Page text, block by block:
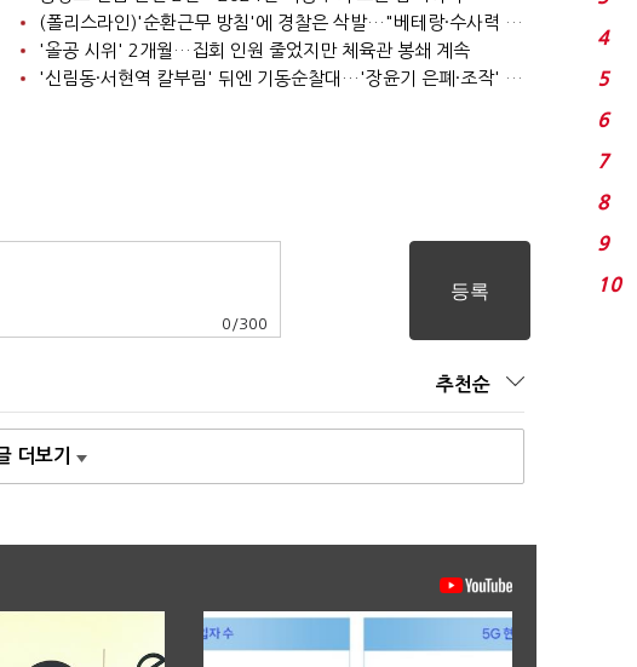
(폴리스라인)'순환근무 방침'에 경찰은 삭발…"베테랑·수사력 보강 먼저"
'올공 시위' 2개월…집회 인원 줄었지만 체육관 봉쇄 계속
'신림동·서현역 칼부림' 뒤엔 기동순찰대…'장윤기 은폐·조작' 후엔 내부비리수사대
0 /300
추천순
더보기
4
5
6
7
8
9
10